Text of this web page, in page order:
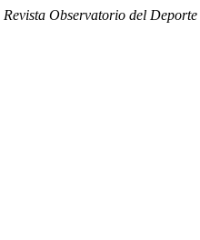
Revista Observatorio del Deporte